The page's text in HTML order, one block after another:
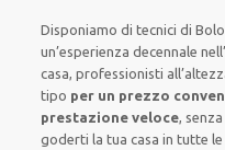
Disponiamo ditecnici di
un’esperienza decennale
casa, professionisti
tipo per un prezzo
prestazione veloce,
goderti la tua casa in tutte